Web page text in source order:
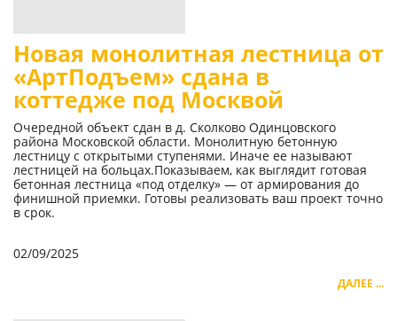
Новая монолитная лестница от
«АртПодъем» сдана в
коттедже под Москвой
Очередной объект сдан в д. Сколково Одинцовского
района Московской области. Монолитную бетонную
лестницу с открытыми ступенями. Иначе ее называют
лестницей на больцах.Показываем, как выглядит готовая
бетонная лестница «под отделку» — от армирования до
финишной приемки. Готовы реализовать ваш проект точно
в срок.
02/09/2025
ДАЛЕЕ ...